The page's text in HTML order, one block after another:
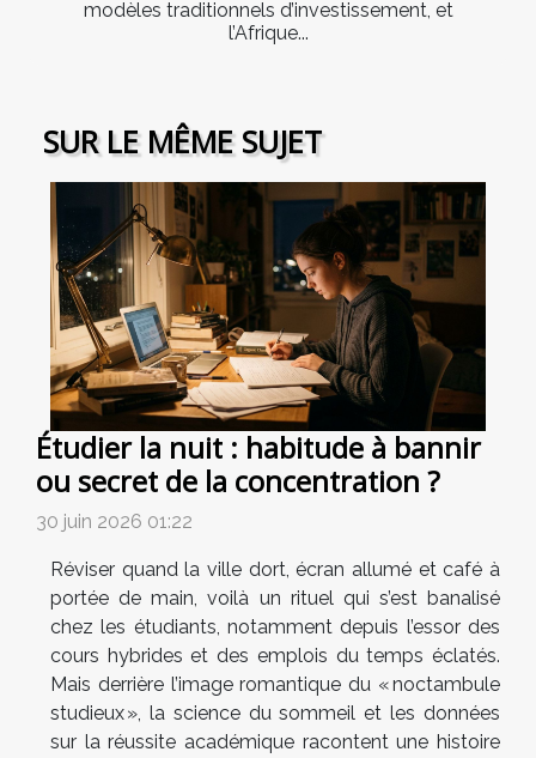
modèles traditionnels d’investissement, et
l’Afrique...
SUR LE MÊME SUJET
Étudier la nuit : habitude à bannir
ou secret de la concentration ?
30 juin 2026 01:22
Réviser quand la ville dort, écran allumé et café à
portée de main, voilà un rituel qui s’est banalisé
chez les étudiants, notamment depuis l’essor des
cours hybrides et des emplois du temps éclatés.
Mais derrière l’image romantique du « noctambule
studieux », la science du sommeil et les données
sur la réussite académique racontent une histoire